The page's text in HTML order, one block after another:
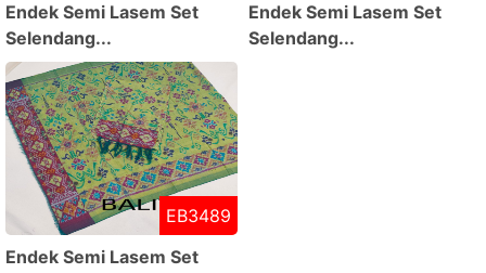
Endek Semi Lasem Set
Selendang...
Endek Semi Lasem Set
Selendang...
EB3489
Endek Semi Lasem Set